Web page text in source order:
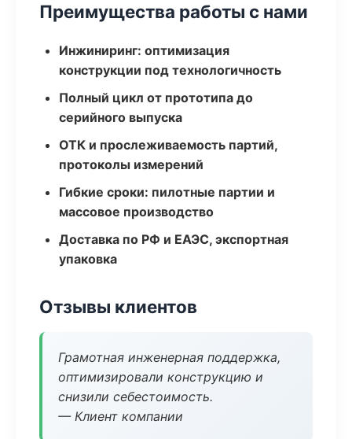
Преимущества работы с нами
Инжиниринг: оптимизация
конструкции под технологичность
Полный цикл от прототипа до
серийного выпуска
ОТК и прослеживаемость партий,
протоколы измерений
Гибкие сроки: пилотные партии и
массовое производство
Доставка по РФ и ЕАЭС, экспортная
упаковка
Отзывы клиентов
Грамотная инженерная поддержка,
оптимизировали конструкцию и
снизили себестоимость.
— Клиент компании